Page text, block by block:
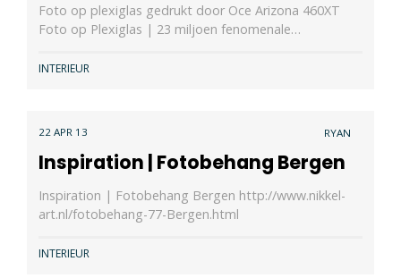
Foto op plexiglas gedrukt door Oce Arizona 460XT
Foto op Plexiglas | 23 miljoen fenomenale…
INTERIEUR
22 APR 13 RYAN
Inspiration | Fotobehang Bergen
Inspiration | Fotobehang Bergen http://www.nikkel-
art.nl/fotobehang-77-Bergen.html
INTERIEUR